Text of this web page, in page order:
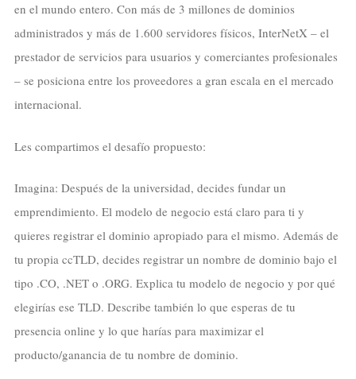
en el mundo entero. Con más de 3 millones de dominios
administrados y más de 1.600 servidores físicos, InterNetX – el
prestador de servicios para usuarios y comerciantes profesionales
– se posiciona entre los proveedores a gran escala en el mercado
internacional.
Les compartimos el desafío propuesto:
Imagina: Después de la universidad, decides fundar un
emprendimiento. El modelo de negocio está claro para ti y
quieres registrar el dominio apropiado para el mismo. Además de
tu propia ccTLD, decides registrar un nombre de dominio bajo el
tipo .CO, .NET o .ORG. Explica tu modelo de negocio y por qué
elegirías ese TLD. Describe también lo que esperas de tu
presencia online y lo que harías para maximizar el
producto/ganancia de tu nombre de dominio.